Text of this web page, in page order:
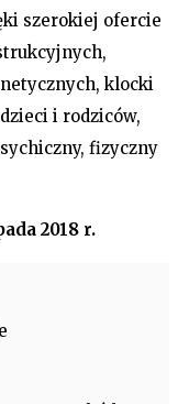
szerokiej ofercie
klocki
i rodziców,
fizyczny
2018 r.